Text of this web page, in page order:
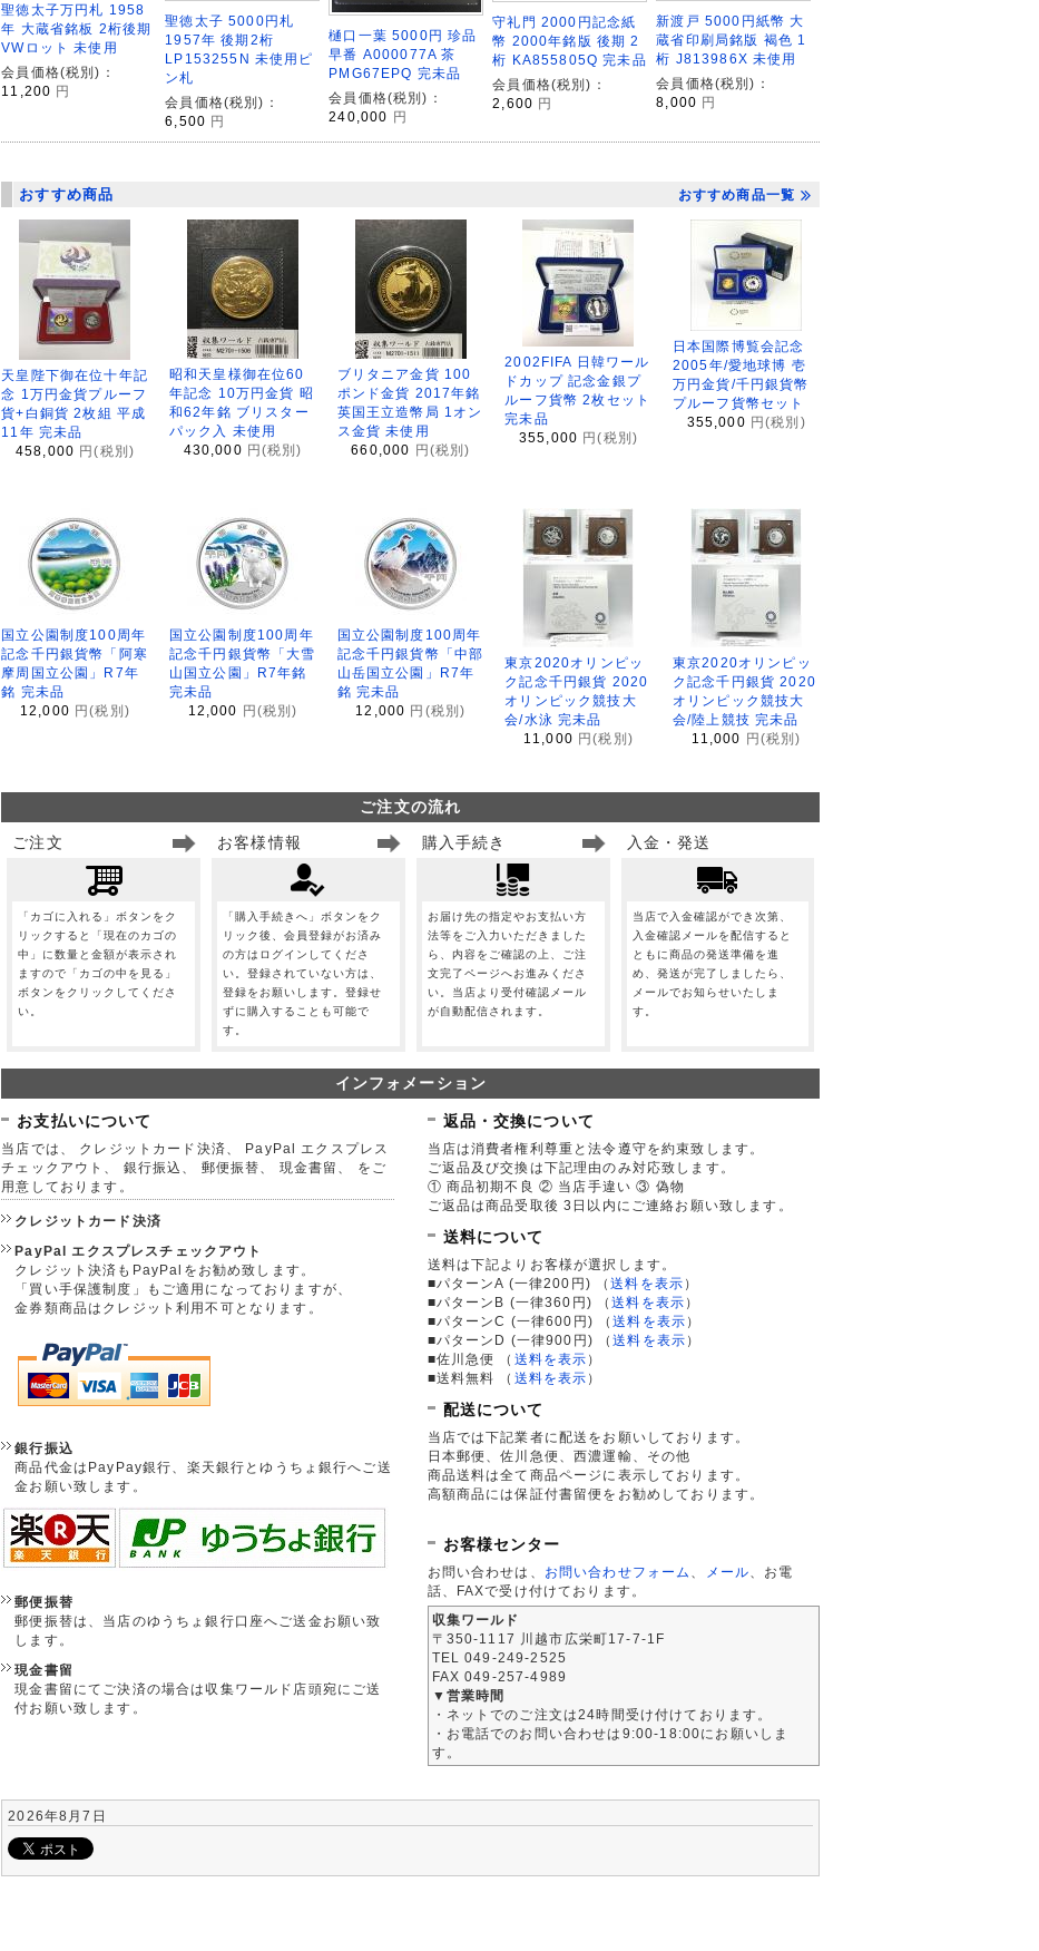
聖徳太子万円札 1958
年 大蔵省銘板 2桁後期
VWロット 未使用
会員価格(税別)：
11,200 円
聖徳太子 5000円札
1957年 後期2桁
LP153255N 未使用ピ
ン札
会員価格(税別)：
6,500 円
樋口一葉 5000円 珍品
早番 A000077A 茶
PMG67EPQ 完未品
会員価格(税別)：
240,000 円
守礼門 2000円記念紙
幣 2000年銘版 後期 2
桁 KA855805Q 完未品
会員価格(税別)：
2,600 円
新渡戸 5000円紙幣 大
蔵省印刷局銘版 褐色 1
桁 J813986X 未使用
会員価格(税別)：
8,000 円
おすすめ商品 おすすめ商品一覧
天皇陛下御在位十年記
念 1万円金貨プルーフ
貨+白銅貨 2枚組 平成
11年 完未品
458,000 円(税別)
昭和天皇様御在位60
年記念 10万円金貨 昭
和62年銘 ブリスター
パック入 未使用
430,000 円(税別)
ブリタニア金貨 100
ポンド金貨 2017年銘
英国王立造幣局 1オン
ス金貨 未使用
660,000
円(税別)
2002FIFA 日韓ワール
ドカップ 記念金銀プ
ルーフ貨幣 2枚セット
完未品
355,000 円(税別)
日本国際博覧会記念
2005年/愛地球博 壱
万円金貨/千円銀貨幣
プルーフ貨幣セット
355,000 円(税別)
国立公園制度100周年
記念千円銀貨幣「阿寒
摩周国立公園」R7年
銘 完未品
12,000 円(税別)
国立公園制度100周年
記念千円銀貨幣「大雪
山国立公園」R7年銘
完未品
12,000
円(税別)
国立公園制度100周年
記念千円銀貨幣「中部
山岳国立公園」R7年
銘 完未品
12,000 円(税別)
東京2020オリンピッ
ク記念千円銀貨 2020
オリンピック競技大
会/水泳 完未品
11,000 円(税別)
東京2020オリンピッ
ク記念千円銀貨 2020
オリンピック競技大
会/陸上競技 完未品
11,000
円(税別)
ご注文の流れ
ご注文
「カゴに入れる」ボタンをク
リックすると「現在のカゴの
中」に数量と金額が表示され
ますので「カゴの中を見る」
ボタンをクリックしてくださ
い。
お客様情報
「購入手続きへ」ボタンをク
リック後、会員登録がお済み
の方はログインしてくださ
い。登録されていない方は、
登録をお願いします。登録せ
ずに購入することも可能で
す。
購入手続き
お届け先の指定やお支払い方
法等をご入力いただきました
ら、内容をご確認の上、ご注
文完了ページへお進みくださ
い。当店より受付確認メール
が自動配信されます。
入金・発送
当店で入金確認ができ次第、
入金確認メールを配信すると
ともに商品の発送準備を進
め、発送が完了しましたら、
メールでお知らせいたしま
す。
インフォメーション
お支払いについて
当店では、 クレジットカード決済、 PayPal エクスプレス
チェックアウト、 銀行振込、 郵便振替、 現金書留、 をご
用意しております。
クレジットカード決済
PayPal エクスプレスチェックアウト
クレジット決済もPayPalをお勧め致します。
「買い手保護制度」もご適用になっておりますが、
金券類商品はクレジット利用不可となります。
銀行振込
商品代金はPayPay銀行、楽天銀行とゆうちょ銀行へご送
金お願い致します。
郵便振替
郵便振替は、当店のゆうちょ銀行口座へご送金お願い致
します。
現金書留
現金書留にてご決済の場合は収集ワールド店頭宛にご送
付お願い致します。
返品・交換について
当店は消費者権利尊重と法令遵守を約束致します。
ご返品及び交換は下記理由のみ対応致します。
① 商品初期不良 ② 当店手違い ③ 偽物
ご返品は商品受取後 3日以内にご連絡お願い致します。
送料について
送料は下記よりお客様が選択します。
■パターンA (一律200円)
（送料を表示 ）
■パターンB (一律360円)
（送料を表示 ）
■パターンC (一律600円)
（送料を表示 ）
■パターンD (一律900円)
（送料を表示 ）
■佐川急便
（ 送料を表示 ）
■送料無料
（ 送料を表示 ）
配送について
当店では下記業者に配送をお願いしております。
日本郵便、佐川急便、西濃運輸、その他
商品送料は全て商品ページに表示しております。
高額商品には保証付書留便をお勧めしております。
お客様センター
お問い合わせは、 お問い合わせフォーム メール 、お電
話、FAXで受け付けております。
収集ワールド
〒350-1117 川越市広栄町17-7-1F
TEL 049-249-2525
FAX 049-257-4989
▼営業時間
・ネットでのご注文は24時間受け付けております。
・お電話でのお問い合わせは9:00-18:00にお願いしま
す。
2026年8月7日